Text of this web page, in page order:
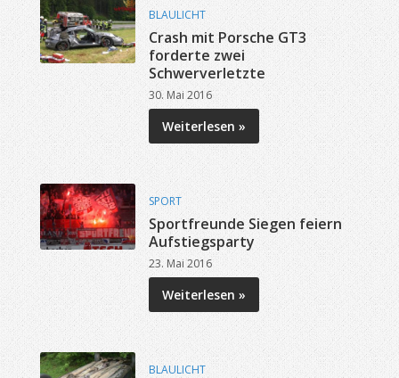
BLAULICHT
Crash mit Porsche GT3
forderte zwei
Schwerverletzte
30. Mai 2016
Weiterlesen »
SPORT
Sportfreunde Siegen feiern
Aufstiegsparty
23. Mai 2016
Weiterlesen »
BLAULICHT